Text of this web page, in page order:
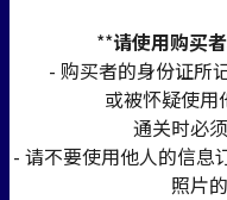
**请使用购买
- 购买者的身份证所
或被怀疑使用
通关时必
- 请不要使用他人的信息
照片